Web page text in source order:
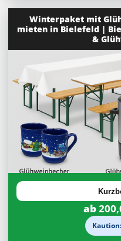
Winterpaket mit
mieten in Bielefeld |
&
ab